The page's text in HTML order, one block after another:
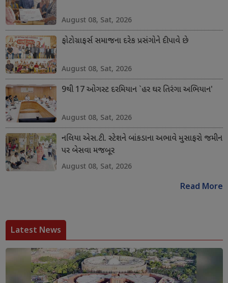
August 08, Sat, 2026
ફોટોગ્રાફર્સ સમાજના દરેક પ્રસંગોને દીપાવે છે
August 08, Sat, 2026
9થી 17 ઓગસ્ટ દરમિયાન `હર ઘર તિરંગા અભિયાન'
August 08, Sat, 2026
નલિયા એસ.ટી. સ્ટેશને બાંકડાના અભાવે મુસાફરો જમીન
પર બેસવા મજબૂર
August 08, Sat, 2026
Read More
Latest News